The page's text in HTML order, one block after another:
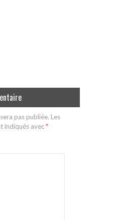
pas publiée. Les
indiqués avec*